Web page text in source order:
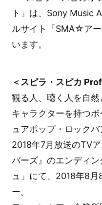
ト」は、Sony Music
ルサイト「SMA☆ア
います。
＜スピラ・スピカ
観る人、聴く人を自
キャラクターを持つ
ュアポップ・ロックバ
2018年7月放送のTV
バーズ』のエンディ
ュ」にて、2018年8月
ー。